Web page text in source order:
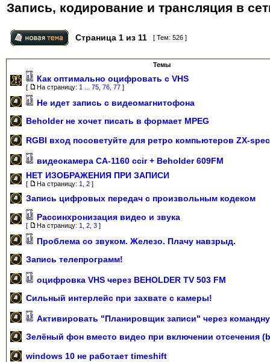
Запись, кодирование и трансляция в
Страница 1 из 11 [ Тем: 526 ]
Темы
Как оптимально оцифровать с VHS
[ На страницу: 1 75 76 77 ]
Не идет запись с видеомагнитофона
Beholder не хочет писать в формает MPEG
RGBI вход посоветуйте для ретро компьютеров ZX-
видеокамера CA-1160 ccir + Beholder 609FM
НЕТ ИЗОБРАЖЕНИЯ ПРИ ЗАПИСИ
[ На страницу: 1 2 ]
Запись цифровых передач с произвольным кодеком
Рассинхронизация видео и звука
[ На страницу: 1 2 3 ]
Проблема со звуком. Железо. Плачу навзрыд.
Запись телепрограмм!
оцифровка VHS через BEHOLDER TV 503 FM
Сильный интерлейс при захвате с камеры!
Активировать "Планировщик записи" через
Зелёный фон вместо видео при включении отсечения
windows 10 не работает timeshift